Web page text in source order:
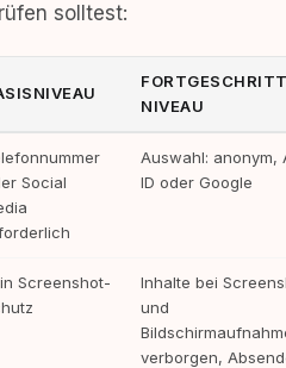
solltest:
NIVEAU
Social
Auswahl: anonym,
ID oder Google
Screenshot-
Inhalte bei
und
verborgen,